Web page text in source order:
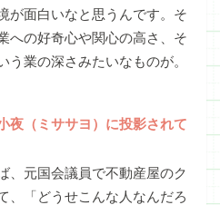
が面白いなと思うんです。そ
への好奇心や関心の高さ、そ
う業の深さみたいなものが。
夜（ミササヨ）に投影されて
元国会議員で不動産屋のク
、「どうせこんな人なんだろ